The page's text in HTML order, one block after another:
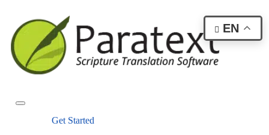
Get Started
EN